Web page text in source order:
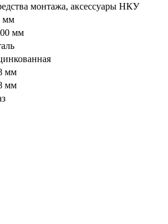
монтажа, аксессуары НКУ
мм
мм
мм
мм